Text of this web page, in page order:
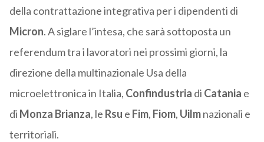
della contrattazione integrativa per i dipendenti di
Micron. A siglare l’intesa, che sarà sottoposta un
referendum tra i lavoratori nei prossimi giorni, la
direzione della multinazionale Usa della
microelettronica in Italia, Confindustria di Catania e
di Monza Brianza, le Rsu e Fim, Fiom, Uilmnazionali e
territoriali.